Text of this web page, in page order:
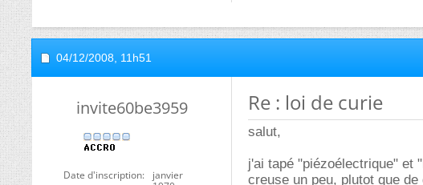
04/12/2008, 11h51
invite60be3959
Date d'inscription
janvier
Re : loi de curie
salut,
j'ai tapé "piézoélectrique" et
creuse un peu, plutot que